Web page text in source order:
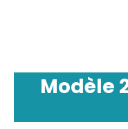
Modèle